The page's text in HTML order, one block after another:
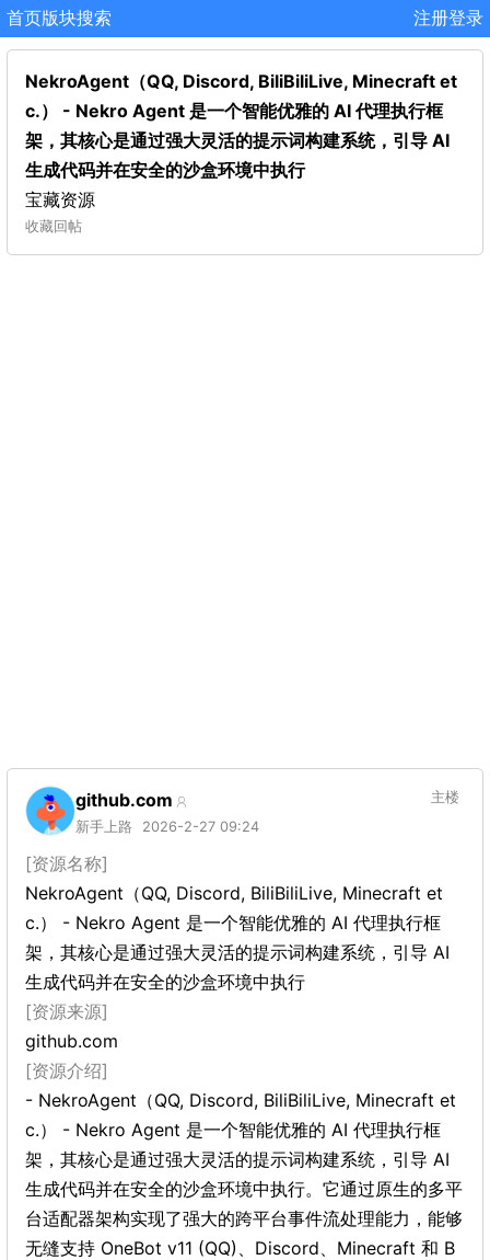
首页版块搜索 注册登录
NekroAgent（QQ, Discord, BiliBiliLive, Minecraft et
c.） - Nekro Agent 是一个智能优雅的 AI 代理执行框
架，其核心是通过强大灵活的提示词构建系统，引导 AI
生成代码并在安全的沙盒环境中执行
宝藏资源
收藏回帖
github.com
新手上路 2026-2-27 09:24
主楼
[资源名称]
NekroAgent（QQ, Discord, BiliBiliLive, Minecraft et
c.） - Nekro Agent 是一个智能优雅的 AI 代理执行框
架，其核心是通过强大灵活的提示词构建系统，引导 AI
生成代码并在安全的沙盒环境中执行
[资源来源]
github.com
[资源介绍]
- NekroAgent（QQ, Discord, BiliBiliLive, Minecraft et
c.） - Nekro Agent 是一个智能优雅的 AI 代理执行框
架，其核心是通过强大灵活的提示词构建系统，引导 AI
生成代码并在安全的沙盒环境中执行。它通过原生的多平
台适配器架构实现了强大的跨平台事件流处理能力，能够
无缝支持 OneBot v11 (QQ)、Discord、Minecraft 和 B